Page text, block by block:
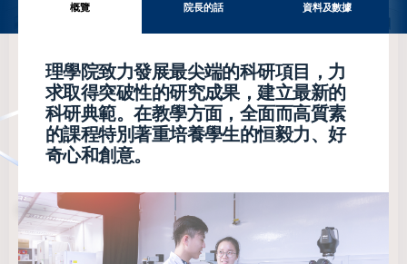
概覽 院長的話 資料及數據
理學院致力發展最尖端的科研項目，力
求取得突破性的研究成果，建立最新的
科研典範。在教學方面，全面而高質素
的課程特別著重培養學生的恒毅力、好
奇心和創意。